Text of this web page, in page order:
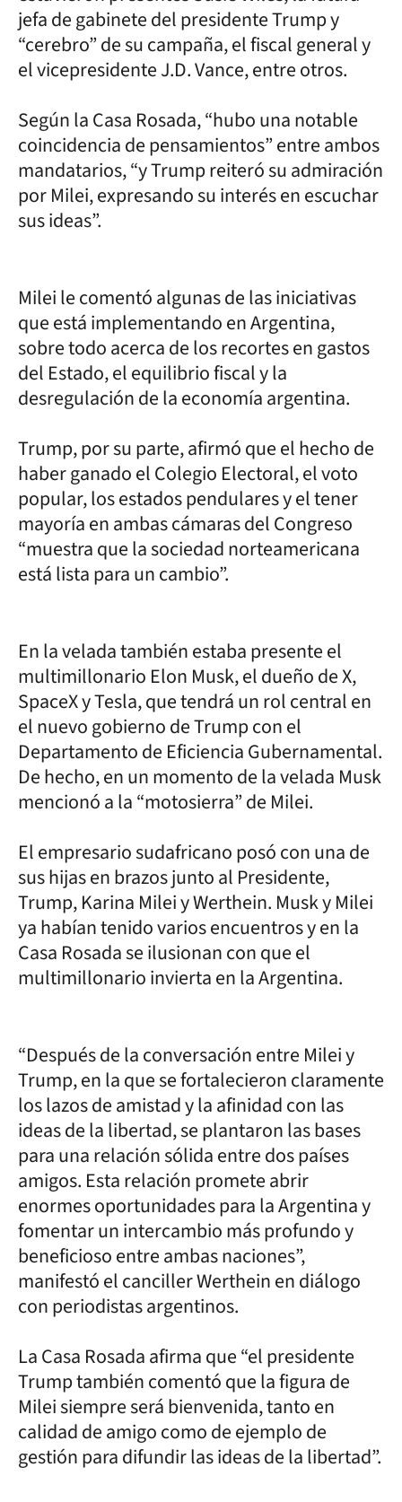
jefa de gabinete del presidente Trump y
“cerebro” de su campaña, el fiscal general y
el vicepresidente J.D. Vance, entre otros.
Según la Casa Rosada, “hubo una notable
coincidencia de pensamientos” entre ambos
mandatarios, “y Trump reiteró su admiración
por Milei, expresando su interés en escuchar
sus ideas”.
Milei le comentó algunas de las iniciativas
que está implementando en Argentina,
sobre todo acerca de los recortes en gastos
del Estado, el equilibrio fiscal y la
desregulación de la economía argentina.
Trump, por su parte, afirmó que el hecho de
haber ganado el Colegio Electoral, el voto
popular, los estados pendulares y el tener
mayoría en ambas cámaras del Congreso
“muestra que la sociedad norteamericana
está lista para un cambio”.
En la velada también estaba presente el
multimillonario Elon Musk, el dueño de X,
SpaceX y Tesla, que tendrá un rol central en
el nuevo gobierno de Trump con el
Departamento de Eficiencia Gubernamental.
De hecho, en un momento de la velada Musk
mencionó a la “motosierra” de Milei.
El empresario sudafricano posó con una de
sus hijas en brazos junto al Presidente,
Trump, Karina Milei y Werthein. Musk y Milei
ya habían tenido varios encuentros y en la
Casa Rosada se ilusionan con que el
multimillonario invierta en la Argentina.
“Después de la conversación entre Milei y
Trump, en la que se fortalecieron claramente
los lazos de amistad y la afinidad con las
ideas de la libertad, se plantaron las bases
para una relación sólida entre dos países
amigos. Esta relación promete abrir
enormes oportunidades para la Argentina y
fomentar un intercambio más profundo y
beneficioso entre ambas naciones”,
manifestó el canciller Werthein en diálogo
con periodistas argentinos.
La Casa Rosada afirma que “el presidente
Trump también comentó que la figura de
Milei siempre será bienvenida, tanto en
calidad de amigo como de ejemplo de
gestión para difundir las ideas de la libertad”.